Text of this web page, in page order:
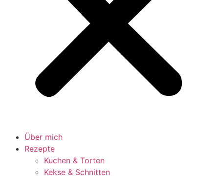
Über mich
Rezepte
Kuchen & Torten
Kekse & Schnitten